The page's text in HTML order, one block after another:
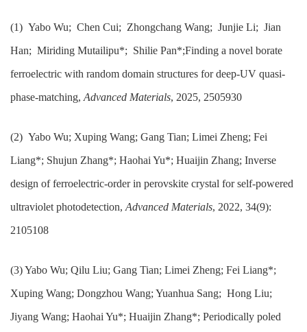
(1) Yabo Wu; Chen Cui; Zhongchang Wang; Junjie Li; Jian
Han; Miriding Mutailipu*; Shilie Pan*;Finding a novel borate
ferroelectric with random domain structures for deep-UV quasi-
phase-matching,Advanced Materials, 2025, 2505930
(2) Yabo Wu; Xuping Wang; Gang Tian; Limei Zheng; Fei
Liang*; Shujun Zhang*; Haohai Yu*; Huaijin Zhang; Inverse
design of ferroelectric‐order in perovskite crystal for self‐powered
ultraviolet photodetection,Advanced Materials, 2022, 34(9):
2105108
(3) Yabo Wu; Qilu Liu; Gang Tian; Limei Zheng; Fei Liang*;
Xuping Wang; Dongzhou Wang; Yuanhua Sang; Hong Liu;
Jiyang Wang; Haohai Yu*; Huaijin Zhang*; Periodically poled